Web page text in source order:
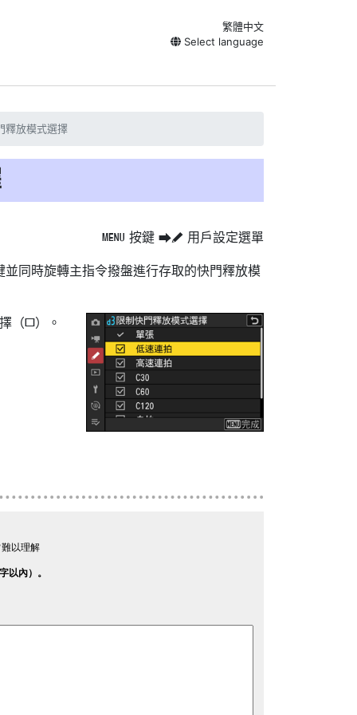
繁體中文
Select language
釋放模式選擇
G 按鍵 UA 用戶設定選單
同時旋轉主指令撥盤進行存取的快門釋放模
（U）。